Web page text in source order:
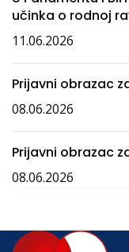
učinka o rodnoj
11.06.2026
Prijavni obrazac
08.06.2026
Prijavni obrazac
08.06.2026